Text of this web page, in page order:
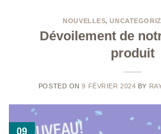
NOUVELLES,
Dévoilement de
produit
POSTED ON9 FÉVRIER 2024 BY
09